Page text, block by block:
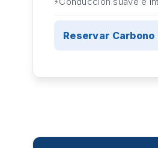
Reservar Carbono